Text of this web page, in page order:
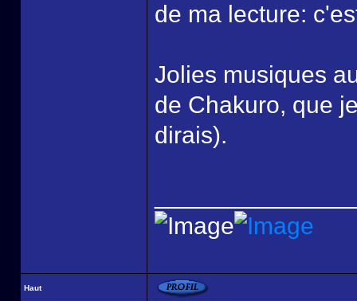
de ma lecture:
Jolies musiques
de Chakuro, que
dirais).
Haut